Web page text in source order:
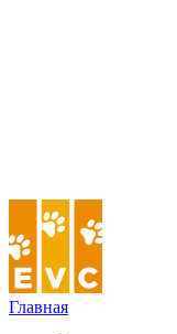
Главная